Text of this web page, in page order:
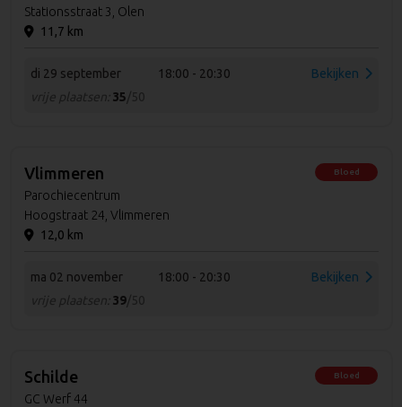
Stationsstraat 3, Olen
11,7 km
di 29 september
18:00 - 20:30
vrije plaatsen: 35/50
Bekijken
Vlimmeren
Parochiecentrum
Hoogstraat 24, Vlimmeren
12,0 km
Bloed
ma 02 november
18:00 - 20:30
vrije plaatsen: 39/50
Bekijken
Schilde
GC Werf 44
Bloed